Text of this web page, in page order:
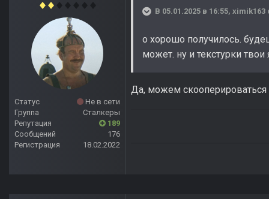
Статус
Не в сети
Группа
Сталкеры
Репутация
189
Сообщений
176
Регистрация
18.02.2022
В 05.01.2025 в 16:55, ximik163
о хорошо получилось.
может. ну и текстурки
Да, можем скооперироваться